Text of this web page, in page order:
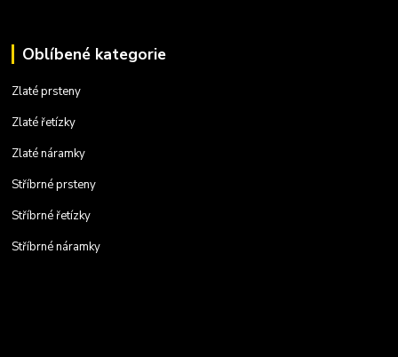
Oblíbené kategorie
Zlaté prsteny
Zlaté řetízky
Zlaté náramky
Stříbrné prsteny
Stříbrné řetízky
Stříbrné náramky